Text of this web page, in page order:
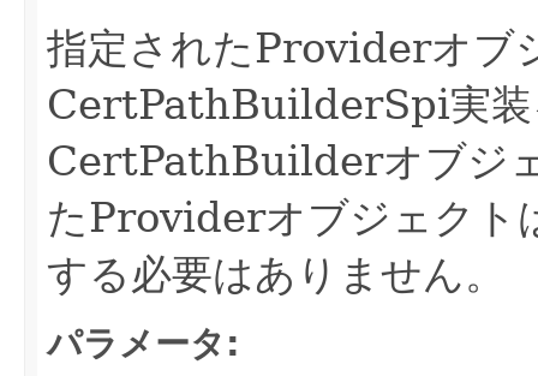
指定されたProviderオブ
CertPathBuilderSpi実装
CertPathBuilderオブジ
たProviderオブジェクト
する必要はありません。
パラメータ: